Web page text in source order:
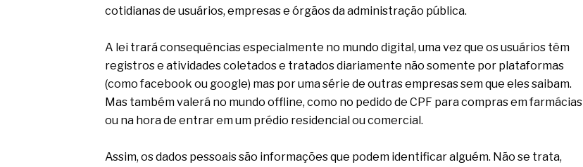
cotidianas de usuários, empresas e órgãos da administração pública.
A lei trará consequências especialmente no mundo digital, uma vez que os usuários têm
registros e atividades coletados e tratados diariamente não somente por plataformas
(como facebook ou google) mas por uma série de outras empresas sem que eles saibam.
Mas também valerá no mundo offline, como no pedido de CPF para compras em farmácias
ou na hora de entrar em um prédio residencial ou comercial.
Assim, os dados pessoais são informações que podem identificar alguém. Não se trata,